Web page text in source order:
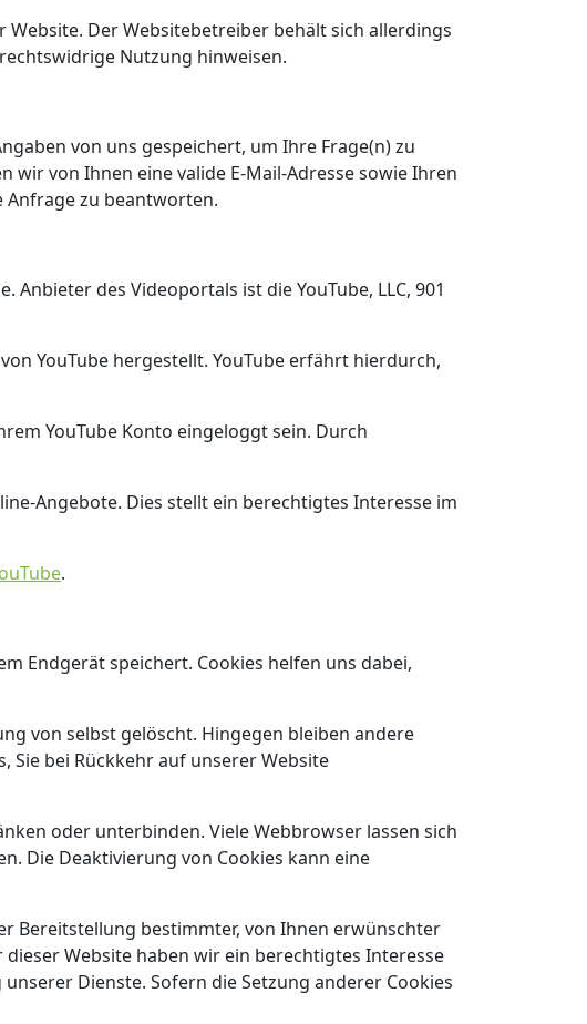
Der Websitebetreiber behält sich allerdings
Nutzung hinweisen.
von uns gespeichert, um Ihre Frage(n) zu
von Ihnen eine valide E-Mail-Adresse sowie Ihren
Anfrage zu beantworten.
des Videoportals ist die YouTube, LLC, 901
YouTube hergestellt. YouTube erfährt hierdurch,
YouTube Konto eingeloggt sein. Durch
Angebote. Dies stellt ein berechtigtes Interesse im
.
Endgerät speichert. Cookies helfen uns dabei,
von selbst gelöscht. Hingegen bleiben andere
Sie bei Rückkehr auf unserer Website
oder unterbinden. Viele Webbrowser lassen sich
Die Deaktivierung von Cookies kann eine
Bereitstellung bestimmter, von Ihnen erwünschter
Website haben wir ein berechtigtes Interesse
Dienste. Sofern die Setzung anderer Cookies